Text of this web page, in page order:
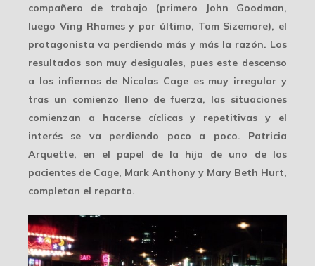
compañero de trabajo (primero John Goodman,
luego Ving Rhames y por último, Tom Sizemore), el
protagonista va perdiendo más y más la razón. Los
resultados son muy desiguales, pues este descenso
a los infiernos de Nicolas Cage es muy irregular y
tras un comienzo lleno de fuerza, las situaciones
comienzan a hacerse cíclicas y repetitivas y el
interés se va perdiendo poco a poco. Patricia
Arquette, en el papel de la hija de uno de los
pacientes de Cage, Mark Anthony y Mary Beth Hurt,
completan el reparto.